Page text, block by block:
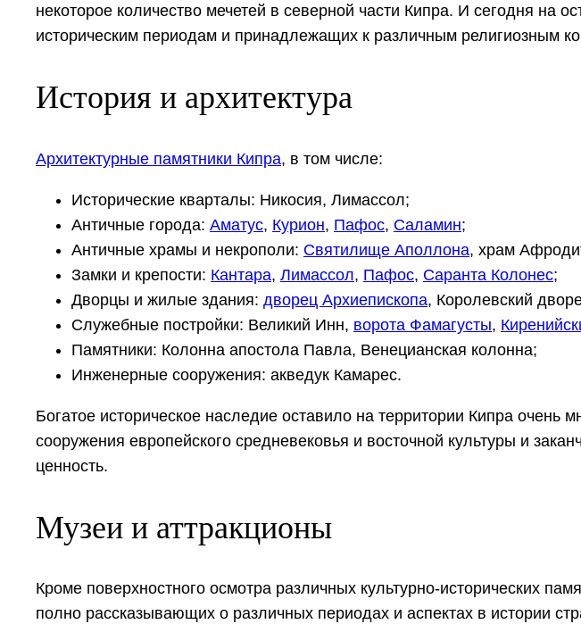
некоторое количество мечетей в северной части Кипра. И сегодня на
историческим периодам и принадлежащих к различным религиозным
История и архитектура
Архитектурные памятники Кипра, в том числе:
Исторические кварталы: Никосия, Лимассол;
Античные города: Аматус, Курион, Пафос, Саламин;
Античные храмы и некрополи: Святилище Аполлона, храм
Замки и крепости: Кантара, Лимассол, Пафос, Саранта Колонес;
Дворцы и жилые здания: дворец Архиепископа, Королевский
Служебные постройки: Великий Инн, ворота Фамагусты,
Памятники: Колонна апостола Павла, Венецианская колонна;
Инженерные сооружения: акведук Камарес.
Богатое историческое наследие оставило на территории Кипра очень
сооружения европейского средневековья и восточной культуры и
ценность.
Музеи и аттракционы
Кроме поверхностного осмотра различных культурно-исторических
полно рассказывающих о различных периодах и аспектах в истории